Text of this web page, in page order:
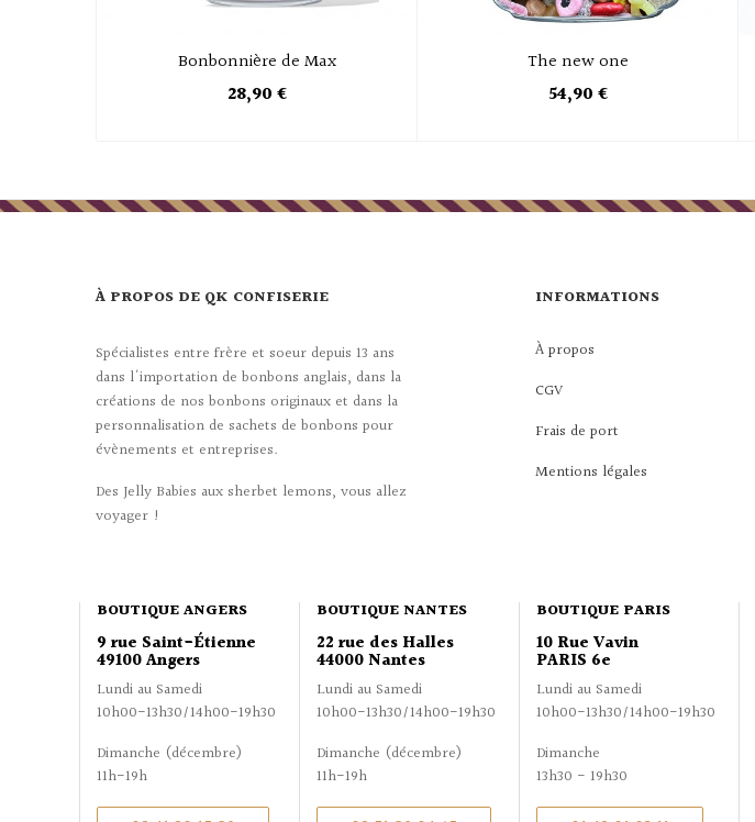
Bonbonnière de Max
28,90 €
The new one
54,90 €
À PROPOS DE QK CONFISERIE
Spécialistes entre frère et soeur depuis 13 ans
dans l'importation de bonbons anglais, dans la
créations de nos bonbons originaux et dans la
personnalisation de sachets de bonbons pour
évènements et entreprises.
Des Jelly Babies aux sherbet lemons, vous allez
voyager !
INFORMATIONS
À propos
CGV
Frais de port
Mentions légales
BOUTIQUE ANGERS
9 rue Saint-Étienne
49100 Angers
Lundi au Samedi
10h00-13h30/14h00-19h30
Dimanche (décembre)
11h-19h
BOUTIQUE NANTES
22 rue des Halles
44000 Nantes
Lundi au Samedi
10h00-13h30/14h00-19h30
Dimanche (décembre)
11h-19h
BOUTIQUE PARIS
10 Rue Vavin
PARIS 6e
Lundi au Samedi
10h00-13h30/14h00-19h30
Dimanche
13h30 - 19h30